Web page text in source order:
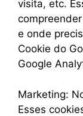
visita, etc.
e onde
Cookie do
Google
Marketing:
Esses